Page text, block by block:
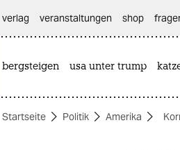
themen
verlag
veranstaltungen shop
bergsteigen usa unter trump
Startseite Politik Amerika